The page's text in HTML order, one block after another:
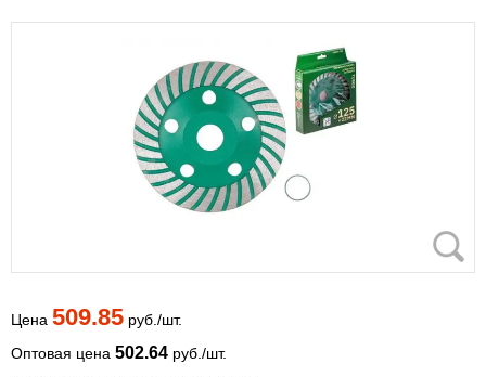
Цена 509.85 руб./шт.
Оптовая цена 502.64 руб./шт.